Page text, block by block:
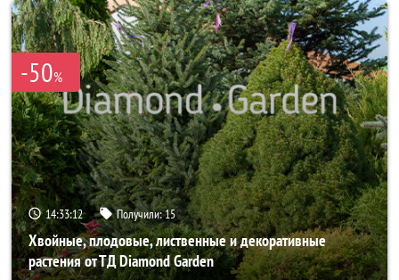
-50%
14:33:10 Получили:15
Хвойные, плодовые, лиственные и декоративные
растения от ТД Diamond Garden